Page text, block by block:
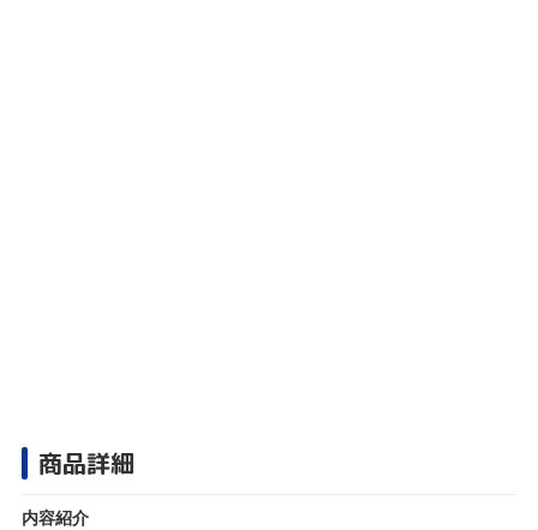
商品詳細
内容紹介